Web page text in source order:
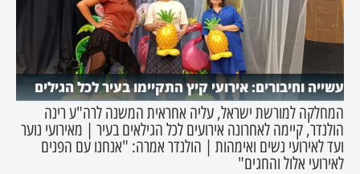
עשייה וחיבורים: אירועי קיץ התקיימו בעיר לכל הגילים
המחלקה למורשת ישראל, עליה אחראית המשנה לרה"ע רינה
הולנדר, קיימה לאחרונה אירועים לכל הגילאים בעיר | מאירועי נוער
ועד לאירועי נשים ואימהות | הולנדר אמרה: "אנחנו עם הפנים
לאירועי אלול והחגים"